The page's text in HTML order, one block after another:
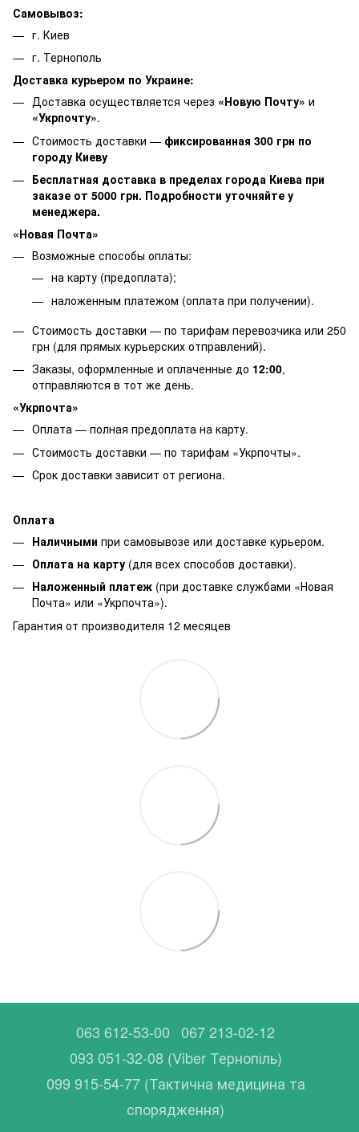
Самовывоз:
г. Киев
г. Тернополь
Доставка курьером по Украине:
Доставка осуществляется через «Новую Почту» и
«Укрпочту».
Стоимость доставки — фиксированная 300 грн по
городу Киеву
Бесплатная доставка в пределах города Киева при
заказе от 5000 грн. Подробности уточняйте у
менеджера.
«Новая Почта»
Возможные способы оплаты:
на карту (предоплата);
наложенным платежом (оплата при получении).
Стоимость доставки — по тарифам перевозчика или 250
грн (для прямых курьерских отправлений).
Заказы, оформленные и оплаченные до 12:00,
отправляются в тот же день.
«Укрпочта»
Оплата — полная предоплата на карту.
Стоимость доставки — по тарифам «Укрпочты».
Срок доставки зависит от региона.
Оплата
Наличными при самовывозе или доставке курьером.
Оплата на карту (для всех способов доставки).
Наложенный платеж (при доставке службами «Новая
Почта» или «Укрпочта»).
Гарантия от производителя 12 месяцев
063 612-53-00 067 213-02-12
093 051-32-08 (Viber Тернопіль)
099 915-54-77 (Тактична медицина та
спорядження)